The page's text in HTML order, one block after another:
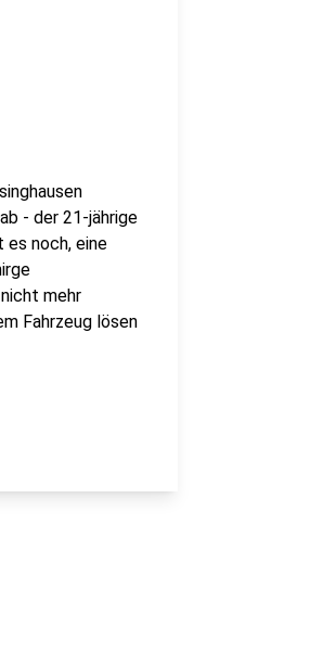
- der 21-jährige
es noch, eine
mehr
Fahrzeug lösen